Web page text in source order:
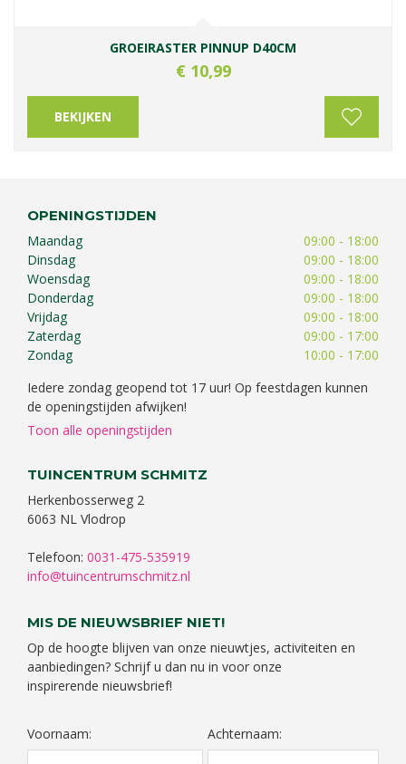
GROEIRASTER PINNUP D40CM
€ 10,99
BEKIJKEN
OPENINGSTIJDEN
Maandag
09:00 - 18:00
Dinsdag
09:00 - 18:00
Woensdag
09:00 - 18:00
Donderdag
09:00 - 18:00
Vrijdag
09:00 - 18:00
Zaterdag
09:00 - 17:00
Zondag
10:00 - 17:00
Iedere zondag geopend tot 17 uur! Op feestdagen kunnen
de openingstijden afwijken!
Toon alle openingstijden
TUINCENTRUM SCHMITZ
Herkenbosserweg 2
6063 NL Vlodrop
Telefoon: 0031-475-535919
info@tuincentrumschmitz.nl
MIS DE NIEUWSBRIEF NIET!
Op de hoogte blijven van onze nieuwtjes, activiteiten en
aanbiedingen? Schrijf u dan nu in voor onze
inspirerende nieuwsbrief!
Voornaam: Achternaam: